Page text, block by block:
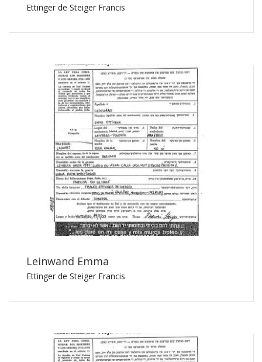
Ettinger de Steiger Francis
Leinwand Emma
Ettinger de Steiger Francis